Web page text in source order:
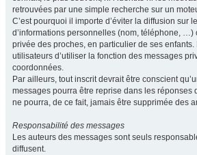
retrouvées par une simple recherche sur un
C’est pourquoi il importe d’éviter la diffusion sur
d’informations personnelles (nom, téléphone, …)
privée des proches, en particulier de ses
utilisateurs d’utiliser la fonction des messages
coordonnées.
Par ailleurs, tout inscrit devrait être conscient
messages pourra être reprise dans les réponses
ne pourra, de ce fait, jamais être supprimée des
Responsabilité des messages
Les auteurs des messages sont seuls
diffusent.